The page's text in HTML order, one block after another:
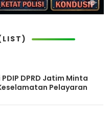
DPRD Jatim Minta
Pelayaran